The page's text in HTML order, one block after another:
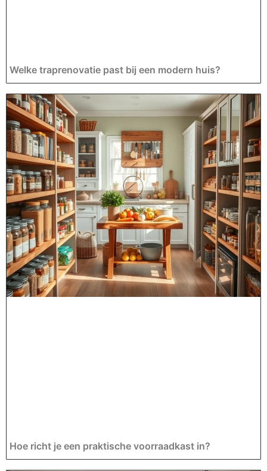
Welke traprenovatie past bij een modern huis?
Hoe richt je een praktische voorraadkast in?